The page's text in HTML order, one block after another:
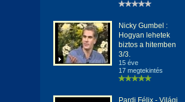
Nicky Gumbel :
Hogyan lehetek
biztos a hitemben
3/3.
15 éve
17 megtekintés
Pardi Félix - Világi